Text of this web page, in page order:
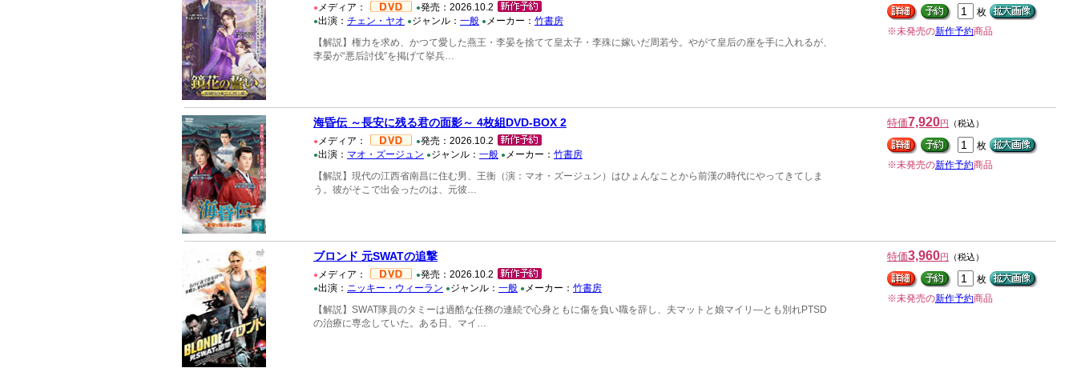
● メディア： ●発売：2026.10.2
●出演： チェン・ヤオ ●ジャンル： 一般 ● メーカー： 竹書房
【解説】権力を求め、かつて愛した燕王・李晏を捨てて皇太子・李殊に嫁いだ周若兮。やがて皇后の座を手に入れるが、
李晏が“悪后討伐”を掲げて挙兵…
枚
※未発売の新作予約商品
海昏伝 ～長安に残る君の面影～ 4枚組DVD-BOX 2
● メディア： ●発売：2026.10.2
●出演： マオ・ズージュン ●ジャンル： 一般 ● メーカー： 竹書房
【解説】現代の江西省南昌に住む男、王衡（演：マオ・ズージュン）はひょんなことから前漢の時代にやってきてしま
う。彼がそこで出会ったのは、元彼…
特価7,920円 （税込）
枚
※未発売の新作予約商品
ブロンド 元SWATの追撃
● メディア： ●発売：2026.10.2
●出演： ニッキー・ウィーラン ●ジャンル： 一般 ● メーカー： 竹書房
【解説】SWAT隊員のタミーは過酷な任務の連続で心身ともに傷を負い職を辞し、夫マットと娘マイリ―とも別れPTSD
の治療に専念していた。ある日、マイ…
特価3,960円 （税込）
枚
※未発売の新作予約商品